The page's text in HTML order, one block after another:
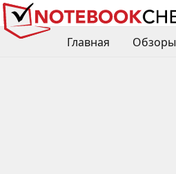
Главная Обзоры